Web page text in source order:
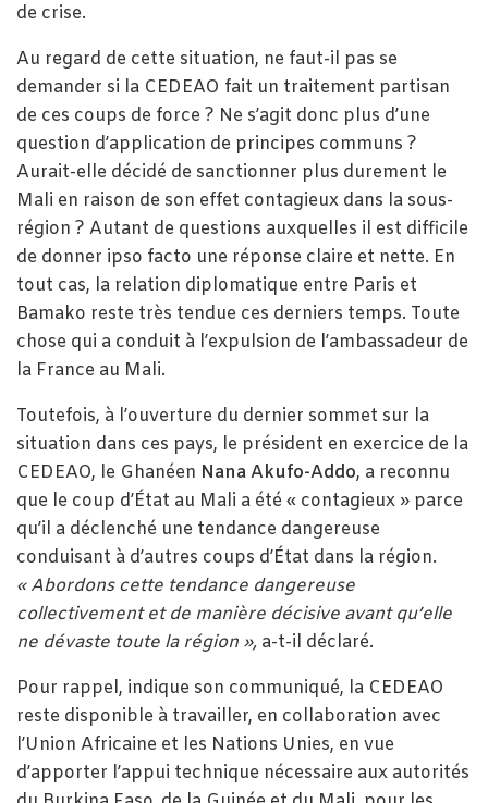
de crise.
Au regard de cette situation, ne faut-il pas se
demander si la CEDEAO fait un traitement partisan
de ces coups de force ? Ne s’agit donc plus d’une
question d’application de principes communs ?
Aurait-elle décidé de sanctionner plus durement le
Mali en raison de son effet contagieux dans la sous-
région ? Autant de questions auxquelles il est difficile
de donner ipso facto une réponse claire et nette. En
tout cas, la relation diplomatique entre Paris et
Bamako reste très tendue ces derniers temps. Toute
chose qui a conduit à l’expulsion de l’ambassadeur de
la France au Mali.
Toutefois, à l’ouverture du dernier sommet sur la
situation dans ces pays, le président en exercice de la
CEDEAO, le Ghanéen Nana Akufo-Addo, a reconnu
que le coup d’État au Mali a été « contagieux » parce
qu’il a déclenché une tendance dangereuse
conduisant à d’autres coups d’État dans la région.
« Abordons cette tendance dangereuse
collectivement et de manière décisive avant qu’elle
ne dévaste toute la région », a-t-il déclaré.
Pour rappel, indique son communiqué, la CEDEAO
reste disponible à travailler, en collaboration avec
l’Union Africaine et les Nations Unies, en vue
d’apporter l’appui technique nécessaire aux autorités